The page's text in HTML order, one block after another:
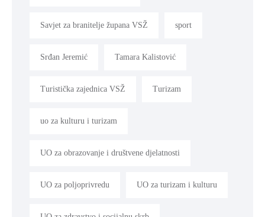
Savjet za branitelje župana VSŽ sport
Srđan Jeremić Tamara Kalistović
Turistička zajednica VSŽ Turizam
uo za kulturu i turizam
UO za obrazovanje i društvene djelatnosti
UO za poljoprivredu UO za turizam i kulturu